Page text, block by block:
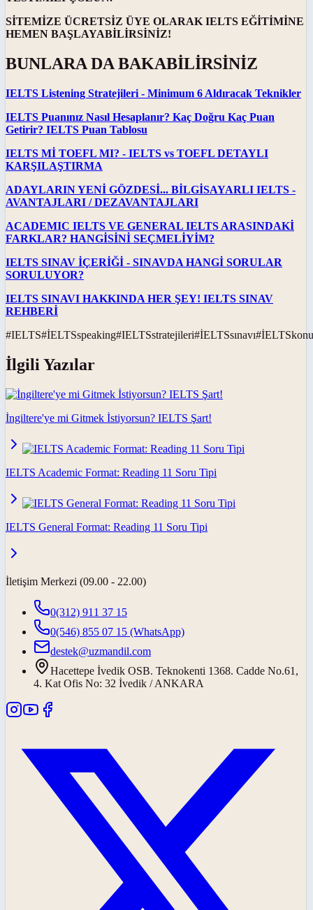
SİTEMİZE ÜCRETSİZ ÜYE OLARAK IELTS EĞİTİMİNE
HEMEN BAŞLAYABİLİRSİNİZ!
BUNLARA DA BAKABİLİRSİNİZ
IELTS Listening Stratejileri - Minimum 6 Aldıracak Teknikler
IELTS Puanınız Nasıl Hesaplanır? Kaç Doğru Kaç Puan
Getirir? IELTS Puan Tablosu
IELTS Mİ TOEFL MI? - IELTS vs TOEFL DETAYLI
KARŞILAŞTIRMA
ADAYLARIN YENİ GÖZDESİ... BİLGİSAYARLI IELTS -
AVANTAJLARI / DEZAVANTAJLARI
ACADEMIC IELTS VE GENERAL IELTS ARASINDAKİ
FARKLAR? HANGİSİNİ SEÇMELİYİM?
IELTS SINAV İÇERİĞİ - SINAVDA HANGİ SORULAR
SORULUYOR?
IELTS SINAVI HAKKINDA HER ŞEY! IELTS SINAV
REHBERİ
#IELTS#İELTSspeaking#IELTSstratejileri#İELTSsınavı#
İlgili Yazılar
İngiltere'ye mi Gitmek İstiyorsun? IELTS Şart!
IELTS Academic Format: Reading 11 Soru Tipi
IELTS General Format: Reading 11 Soru Tipi
İletişim Merkezi (09.00 - 22.00)
0(312) 911 37 15
0(546) 855 07 15 (WhatsApp)
destek@uzmandil.com
Hacettepe İvedik OSB. Teknokenti 1368. Cadde No.61,
4. Kat Ofis No: 32 İvedik / ANKARA